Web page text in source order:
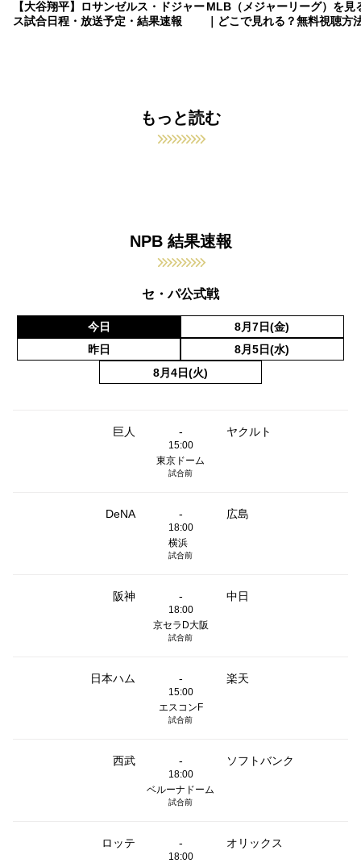
【大谷翔平】ロサンゼルス・ドジャー
ス試合日程・放送予定・結果速報
MLB（メジャーリーグ）を見
｜どこで見れる？無料視聴方
もっと読む
NPB 結果速報
セ・パ公式戦
今日
8月7日(金)
昨日
8月5日(水)
8月4日(火)
巨人 - ヤクルト
15:00
東京ドーム
試合前
DeNA - 広島
18:00
横浜
試合前
阪神 - 中日
18:00
京セラD大阪
試合前
日本ハム - 楽天
15:00
エスコンF
試合前
西武 - ソフトバンク
18:00
ベルーナドーム
試合前
ロッテ - オリックス
18:00